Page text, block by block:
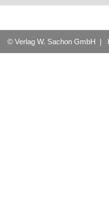
© Verlag W. Sachon GmbH |